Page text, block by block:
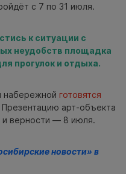
с 7 по 31 июля.
к ситуации с
неудобств площадка
прогулок и отдыха.
набережной готовятся
Презентацию арт-объекта
и верности — 8 июля.
новости» в